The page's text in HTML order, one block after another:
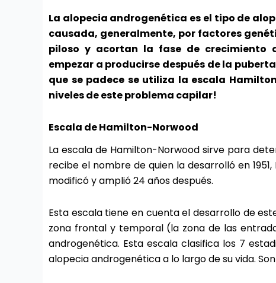
La alopecia androgenética es el tipo de
causada, generalmente, por factores
piloso y acortan la fase de crecimiento
empezar a producirse después de la
que se padece se utiliza la escala
niveles de este problema capilar!
Escala de Hamilton-Norwood
La escala de Hamilton-Norwood sirve para
recibe el nombre de quien la desarrolló en
modificó y amplió 24 años después.
Esta escala tiene en cuenta el desarrollo de
zona frontal y temporal (la zona de las
androgenética. Esta escala clasifica los 7
alopecia androgenética a lo largo de su vida.